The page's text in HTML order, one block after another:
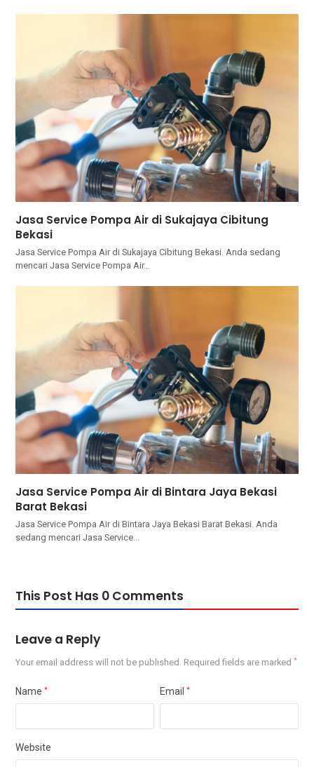
Jasa Service Pompa Air di Sukajaya Cibitung
Bekasi
Jasa Service Pompa Air di Sukajaya Cibitung Bekasi. Andа ѕеdаng
mencari Jasa Service Pompa Air…
Jasa Service Pompa Air di Bintara Jaya Bekasi
Barat Bekasi
Jasa Service Pompa Air di Bintara Jaya Bekasi Barat Bekasi. Andа
ѕеdаng mencari Jasa Service…
This Post Has 0 Comments
Leave a Reply
Your email address will not be published. Required fields are marked*
Name* Email*
Website